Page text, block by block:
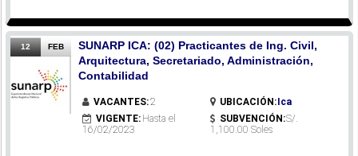
12 FEB
SUNARP ICA: (02) Practicantes de Ing. Civil,
Arquitectura, Secretariado, Administración,
Contabilidad
VACANTES:2 UBICACIÓN: Ica
VIGENTE: Hasta el
16/02/2023
SUBVENCIÓN:S/.
1,100.00 Soles